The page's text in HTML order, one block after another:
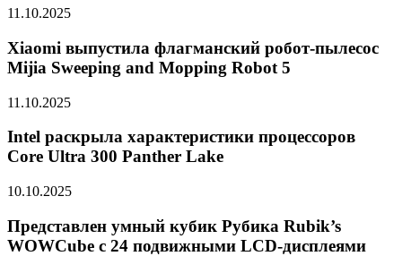
11.10.2025
Xiaomi выпустила флагманский робот-пылесос
Mijia Sweeping and Mopping Robot 5
11.10.2025
Intel раскрыла характеристики процессоров
Core Ultra 300 Panther Lake
10.10.2025
Представлен умный кубик Рубика Rubik’s
WOWCube с 24 подвижными LCD-дисплеями